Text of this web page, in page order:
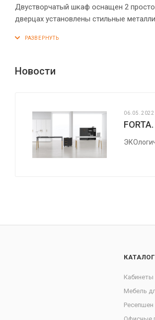
Двустворчатый шкаф оснащен 2
дверцах установлены стильные
по высоте опоры обеспечат шкафу
Новости
06.05.2022
КАТАЛОГ
Кабинеты
Мебель
Ресепшен